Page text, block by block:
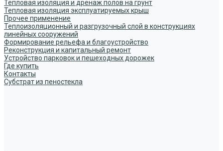
Тепловая изоляция и дренаж полов на грунт
Тепловая изоляция эксплуатируемых крыш
Прочее применение
Теплоизоляционный и разгрузочный слой в конструкциях
линейных сооружений
Формирование рельефа и благоустройство
Реконструкция и капитальный ремонт
Устройство парковок и пешеходных дорожек
Где купить
Контакты
Субстрат из пеностекла